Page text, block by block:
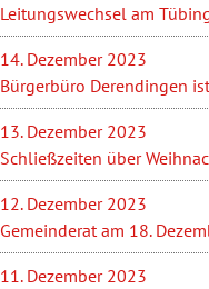
Leitungswechsel am
14. Dezember 2023
Bürgerbüro Derendingen
13. Dezember 2023
Schließzeiten über
12. Dezember 2023
Gemeinderat am 18.
11. Dezember 2023